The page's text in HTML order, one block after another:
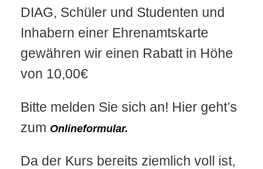
DIAG, Schüler und Studenten und
Inhabern einer Ehrenamtskarte
gewähren wir einen Rabatt in Höhe
von 10,00€
Bitte melden Sie sich an! Hier geht’s
zum Onlineformular.
Da der Kurs bereits ziemlich voll ist,